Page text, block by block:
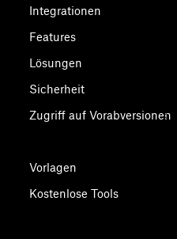
Integrationen
Features
Lösungen
Sicherheit
Zugriff auf Vorabversionen
Vorlagen
Kostenlose Tools